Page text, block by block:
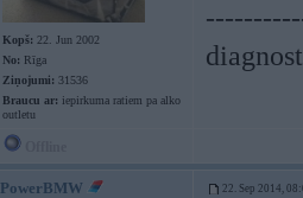
Kopš: 22. Jun 2002
No: Rīga
Ziņojumi: 31536
Braucu ar: iepirkuma ratiem pa alko
outletu
PowerBMW 22. Sep 2014,